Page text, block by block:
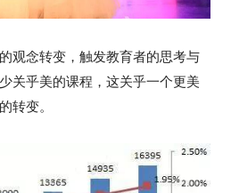
观念转变，触发教育者的思考与
关乎美的课程，这关乎一个更美
转变。